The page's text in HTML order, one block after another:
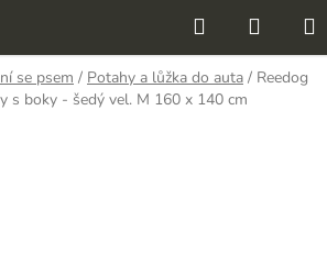
Hledat
KOŠÍK
se psem / Potahy a lůžka do auta / Reedog
s boky - šedý vel. M 160 x 140 cm